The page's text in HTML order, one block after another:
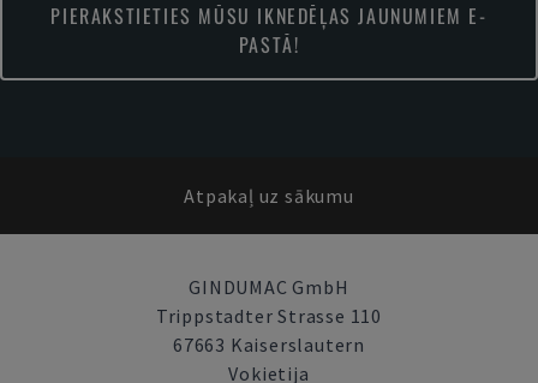
PIERAKSTIETIES MŪSU IKNEDĒĻAS JAUNUMIEM E-
PASTĀ!
Atpakaļ uz sākumu
GINDUMAC GmbH
Trippstadter Strasse 110
67663 Kaiserslautern
Vokietija